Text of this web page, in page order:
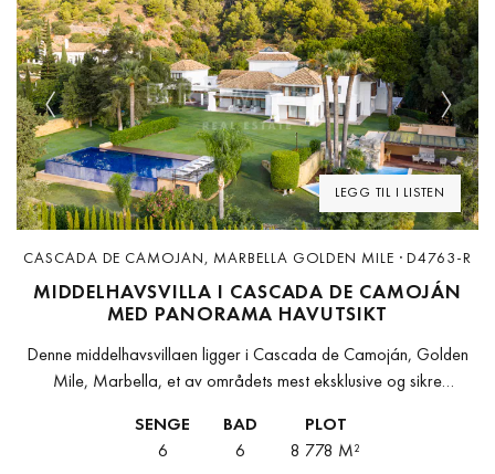
LEGG TIL I LISTEN
Previous Next
CASCADA DE CAMOJAN, MARBELLA GOLDEN MILE · D4763-R
MIDDELHAVSVILLA I CASCADA DE CAMOJÁN
MED PANORAMA HAVUTSIKT
Denne middelhavsvillaen ligger i Cascada de Camoján, Golden
Mile, Marbella, et av områdets mest eksklusive og sikre
får eiendommen vidstrakt havutsikt og...
SENGE
6
BAD
6
PLOT
8 778 M²